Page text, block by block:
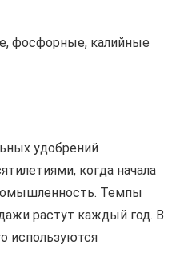
фосфорные, калийные
удобрений
когда начала
Темпы
растут каждый год. В
используются